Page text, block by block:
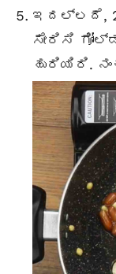
ಇದಲ್ಲದೆ,
ಸೇರಿಸಿ
ಹುರಿಯಿರಿ.